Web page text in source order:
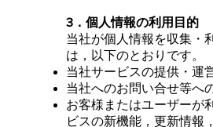
3．個人情報の利用目的
当社が個人情報を収集・
は，以下のとおりです。
当社サービスの提供・運
当社へのお問い合せ等へ
お客様またはユーザーが
ビスの新機能，更新情報